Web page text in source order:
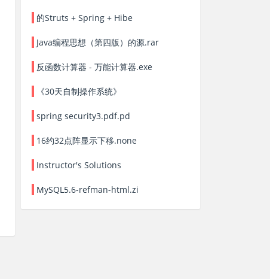
的Struts + Spring + Hibe
Java编程思想（第四版）的源.rar
反函数计算器 - 万能计算器.exe
《30天自制操作系统》
spring security3.pdf.pd
16约32点阵显示下移.none
Instructor's Solutions
MySQL5.6-refman-html.zi